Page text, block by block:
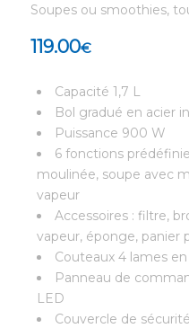
Soupes ou smoothies,
119.00€
Capacité 1,7 L
Bol gradué en acier
Puissance 900 W
6 fonctions
moulinée, soupe avec
vapeur
Accessoires : filtre,
vapeur, éponge, panier
Couteaux 4 lames
Panneau de
LED
Couvercle de